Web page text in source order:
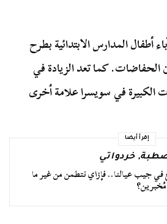
أطفال المدارس الابتدائية بطرح
الحفاضات. كما تعد الزيادة في
في سويسرا علامة أخرى
إقرأ أيضا
,خردواتي
في جيب عيالنا.. فإزاي نتطمن من غير ما